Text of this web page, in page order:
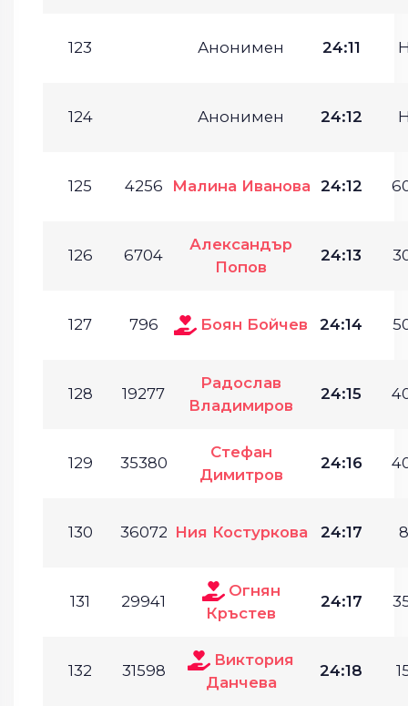
123 Анонимен 24:11
124 Анонимен 24:12
125 4256 Малина Иванова 24:12
126 6704
Александър
Попов
24:13
127 796 Боян Бойчев 24:14
128 19277
Радослав
Владимиров
24:15
129 35380
Стефан
Димитров
24:16
130 36072 Ния Костуркова 24:17
131 29941
Огнян
Кръстев
24:17
132 31598
Виктория
Данчева
24:18